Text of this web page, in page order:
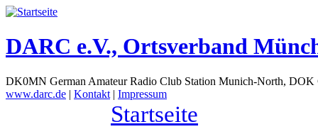
DARC e.V., Ortsverband
DK0MN German Amateur Radio Club Station Munich-North,
www.darc.de | Kontakt | Impressum
Startseite